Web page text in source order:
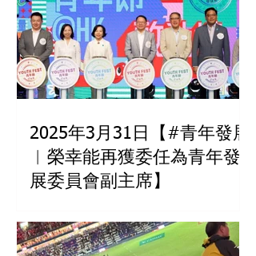
2025年3月31日【#青年發展
︳榮幸能再獲委任為青年發
展委員會副主席】